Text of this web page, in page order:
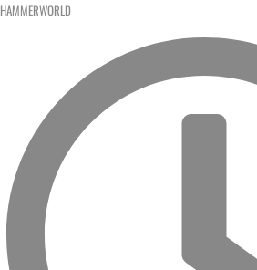
HAMMERWORLD